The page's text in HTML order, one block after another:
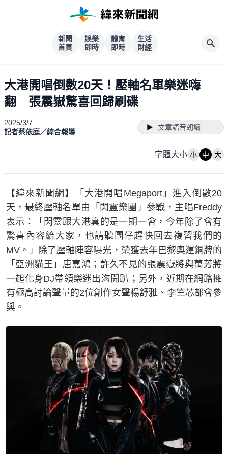
新聞
首頁
娛樂
即時
體育
即時
生活
財經
大港開唱倒數20天！壓軸名單樂迷嗨
翻 張震嶽驚喜回歸刷碟
2025/3/7
記者蔡依庭／綜合報導
文章語音朗讀
字體大小 小 中 大
【緯來新聞網】「大港開唱Megaport」進入倒數20
天，最終壓軸名單由「閃靈樂團」參戰，主唱Freddy
表示：「閃靈跟大港真的是一期一會，今年除了會有
驚喜內容給大家，也請聽團仔趕快回去複習我們的
MV。」除了壓軸陣容曝光，榮獲去年巴黎奧運銅牌的
「亞洲貓王」唐嘉鴻；許久不見的張震嶽將與萬芳將
一起化身DJ帶領樂迷出海開趴；另外，近期在網路擁
有極高討論聲量的2位創作女聲楊舒雅、李竺芯都會參
與。